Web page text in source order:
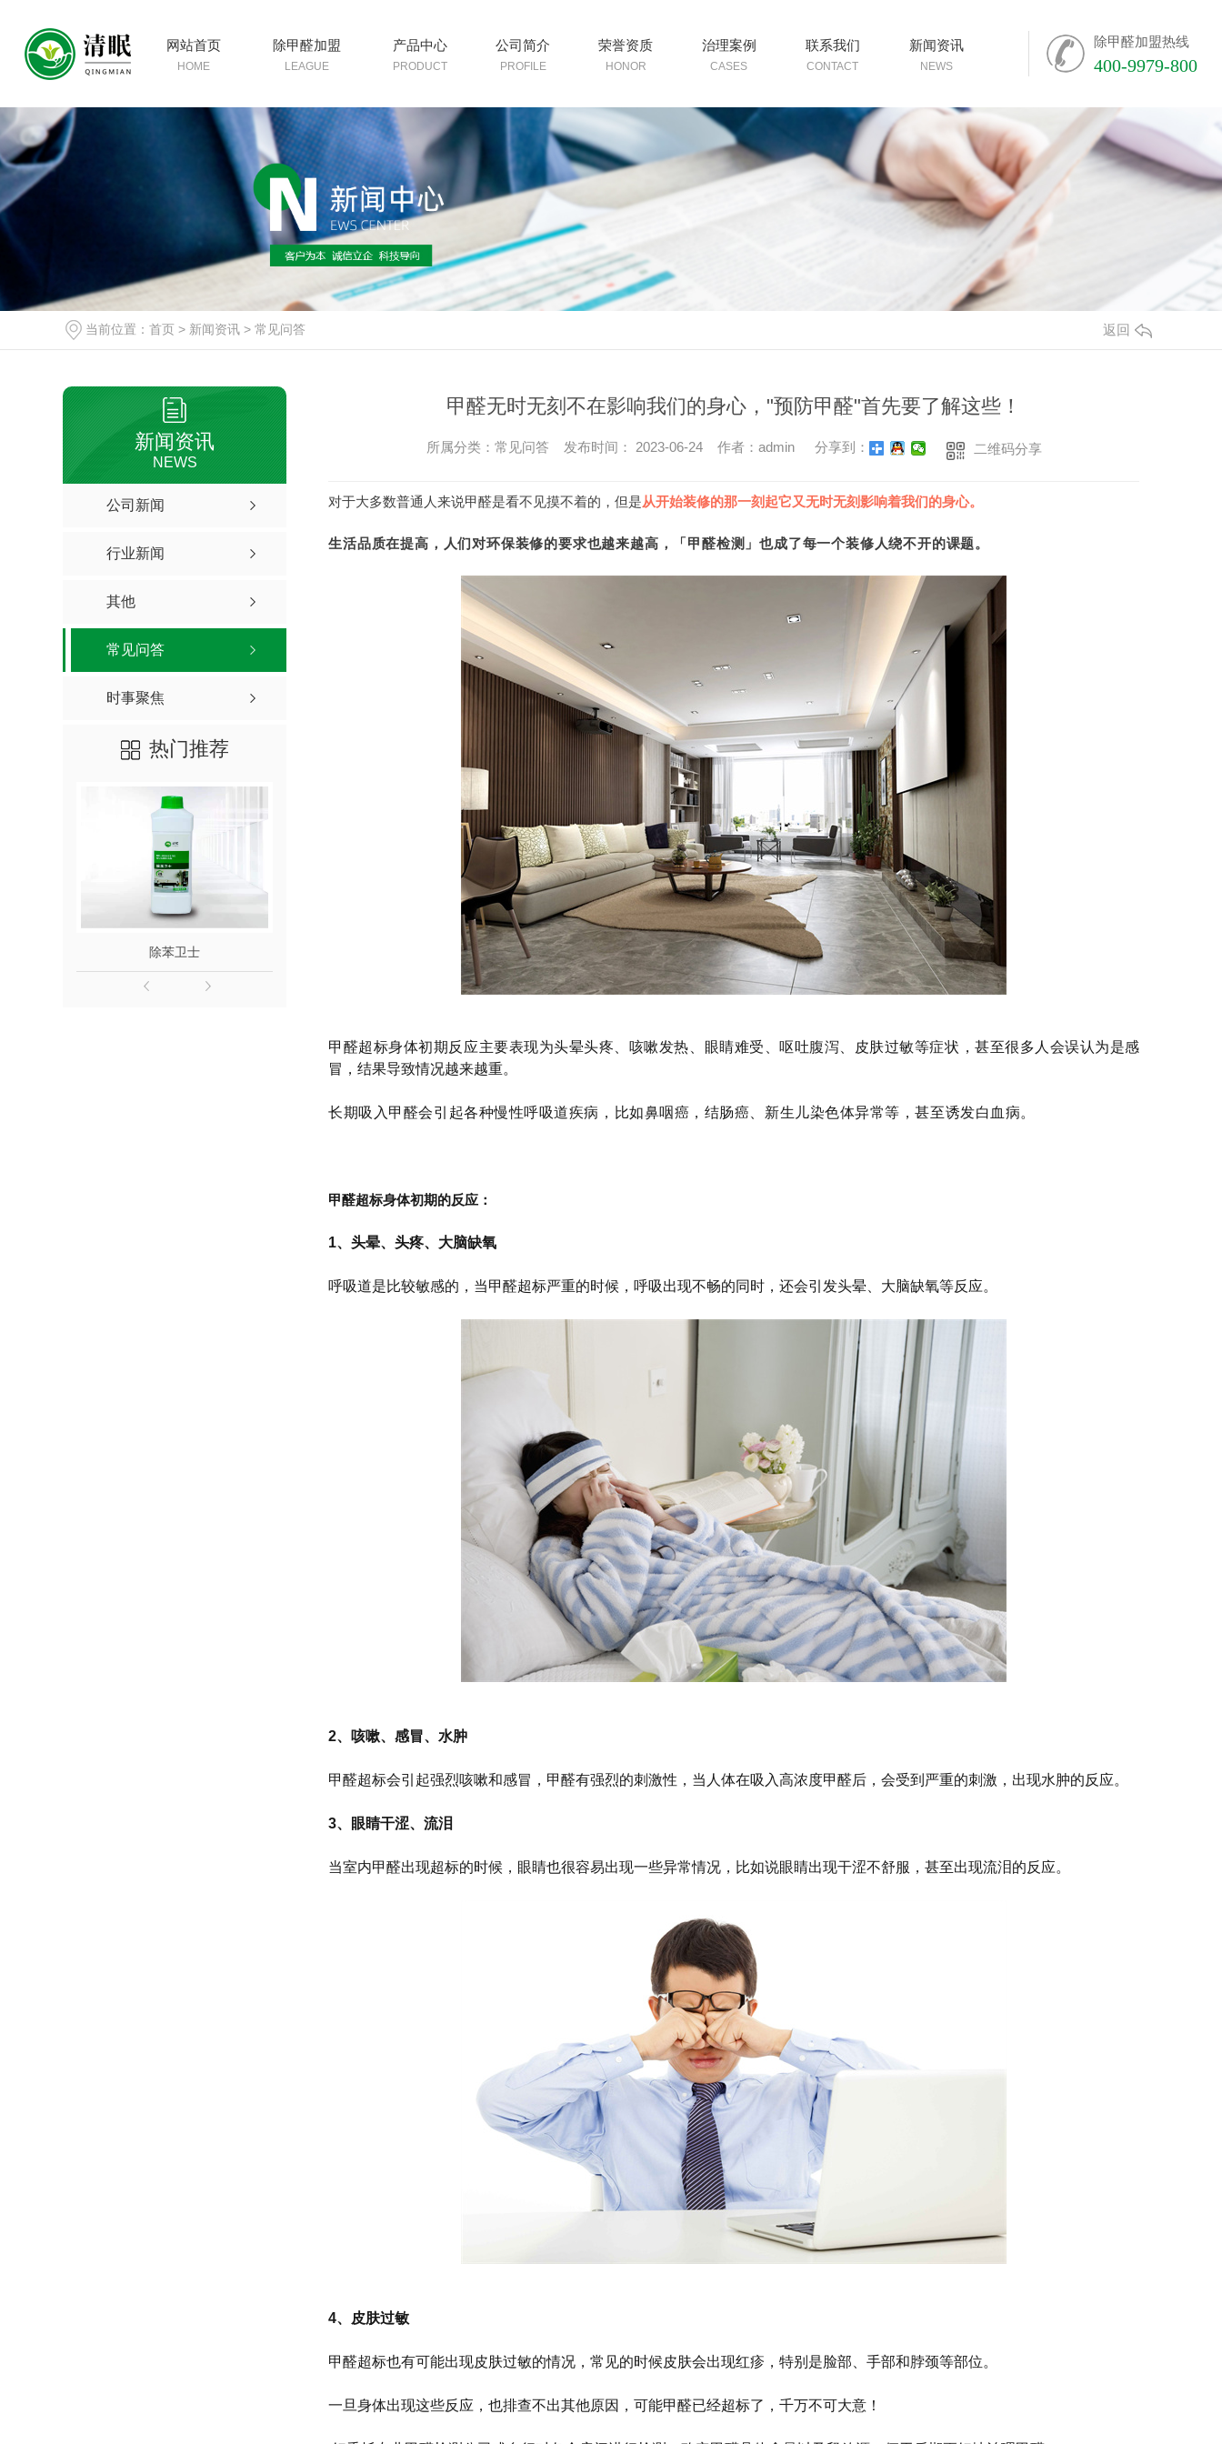
除甲醛加盟热线
400-9979-800
网站首页
HOME
除甲醛加盟
LEAGUE
产品中心
PRODUCT
公司简介
PROFILE
荣誉资质
HONOR
治理案例
CASES
联系我们
CONTACT
新闻资讯
NEWS
当前位置： 首页 > 新闻资讯 > 常见问答 返回
新闻资讯
NEWS
公司新闻
行业新闻
其他
常见问答
时事聚焦
热门推荐
除苯卫士 高温熏蒸液 纳米光触媒
甲醛无时无刻不在影响我们的身心，"预防甲醛"首先要了解这些！
所属分类：常见问答 发布时间： 2023-06-24 作者：admin 分享到： 二维码分享
对于大多数普通人来说甲醛是看不见摸不着的，但是从开始装修的那一刻起它又无时无刻影响着我们的身心。
生活品质在提高，人们对环保装修的要求也越来越高，「甲醛检测」也成了每一个装修人绕不开的课题。
甲醛超标身体初期反应主要表现为头晕头疼、咳嗽发热、眼睛难受、呕吐腹泻、皮肤过敏等症状，甚至很多人会误认为是感
冒，结果导致情况越来越重。
长期吸入 甲醛会引起各种慢性呼吸道疾病， 比如鼻咽癌 ， 结肠癌 、新生儿染色体异常等，甚至诱发白血病。
甲醛超标身体初期的反应：
1、头晕、头疼、大脑缺氧
呼吸道是比较敏感的，当甲醛超标严重的时候，呼吸出现不畅的同时，还会引发头晕、大脑缺氧等反应。
2、咳嗽、感冒、水肿
甲醛超标会引起强烈咳嗽和感冒，甲醛有强烈的刺激性，当人体在吸入高浓度甲醛后，会受到严重的刺激，出现水肿的反应。
3、眼睛干涩、流泪
当室内甲醛出现超标的时候，眼睛也很容易出现一些异常情况，比如说眼睛出现干涩不舒服，甚至出现流泪的反应。
4、皮肤过敏
甲醛超标也有可能出现皮肤过敏的情况，常见的时候皮肤会出现红疹，特别是脸部、手部和脖颈等部位。
一旦身体出现这些反应，也排查不出其他原因，可能甲醛已经超标了，千万不可大意！